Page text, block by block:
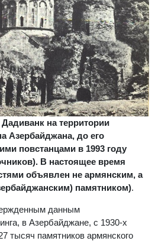
на территории
Азербайджана, до его
повстанцами в 1993 году
В настоящее время
объявлен не армянским, а
памятником).
данным
в Азербайджане, с 1930-х
тысяч памятников армянского